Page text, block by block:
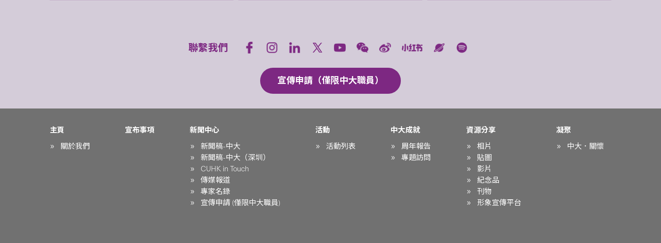
聯繫我們
宣傳申請（僅限中大職員）
主頁
關於我們
宣布事項
新聞中心
新聞稿-中大
新聞稿-中大（深圳）
CUHK in Touch
傳媒報道
專家名錄
宣傳申請 (僅限中大職員)
活動
活動列表
中大成就
周年報告
專題訪問
資源分享
相片
貼圖
影片
紀念品
刊物
形象宣傳平台
凝聚
中大．關懷